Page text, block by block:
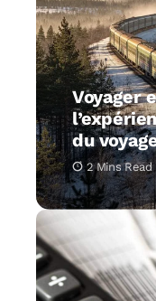
Voyager
du
2 Mins Read